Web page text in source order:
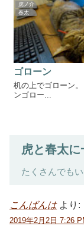
虎ノ介
春太
ゴローン
机の上でゴローン
ンゴロー...
虎と春太
たくさんでも
こんばんは より:
2019年2月2日 7:26